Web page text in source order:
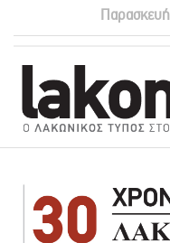
Παρασκευή